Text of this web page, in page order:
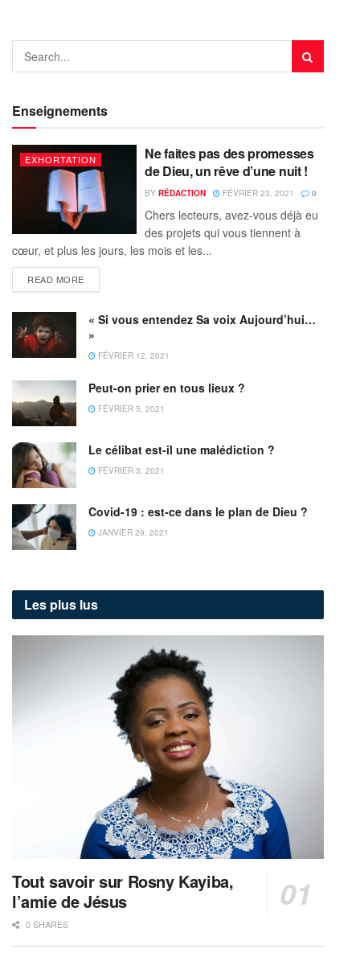
Enseignements
EXHORTATION
Ne faites pas des promesses
de Dieu, un rêve d’une nuit !
BY RÉDACTION FÉVRIER 23, 2021 0
Chers lecteurs, avez-vous déjà eu
des projets qui vous tiennent à
cœur, et plus les jours, les mois et les...
READ MORE
« Si vous entendez Sa voix Aujourd’hui…
»
FÉVRIER 12, 2021
Peut-on prier en tous lieux ?
FÉVRIER 5, 2021
Le célibat est-il une malédiction ?
FÉVRIER 3, 2021
Covid-19 : est-ce dans le plan de Dieu ?
JANVIER 29, 2021
Les plus lus
Tout savoir sur Rosny Kayiba,
l’amie de Jésus
0 SHARES